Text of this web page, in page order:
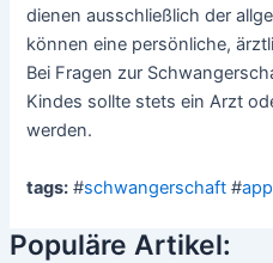
dienen ausschließlich der
können eine persönliche,
Bei Fragen zur
Kindes sollte stets ein Arzt
werden.
tags: #schwangerschaft #app
Populäre Artikel: